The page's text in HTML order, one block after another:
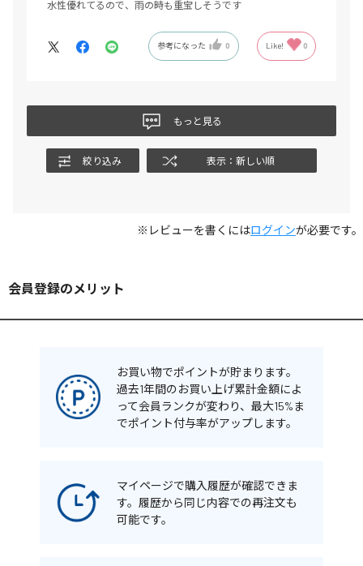
水性優れてるので、雨の時も重宝しそうです
参考になった 0 Like! 0
もっと見る
絞り込み 表示：新しい順
※レビューを書くにはログインが必要です。
会員登録のメリット
お買い物でポイントが貯まります。
過去1年間のお買い上げ累計金額によ
って会員ランクが変わり、最大15%ま
でポイント付与率がアップします。
マイページで購入履歴が確認できま
す。履歴から同じ内容での再注文も
可能です。